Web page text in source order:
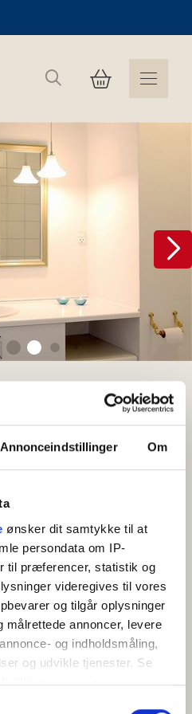
Annonceindstillinger Om
ønsker dit samtykke til at
persondata om IP-
til præferencer, statistik og
videregives til vores
og tilgår oplysninger
målrettede annoncer, levere
og indholdsmåling,
og udvikle tjenester. Se
og i vores
Sök
(5) för 4
för 4 personer
med dubbelsäng. Trevligt
med möjlighet
Stort kök med matplats för
med 2 enkelsängar och